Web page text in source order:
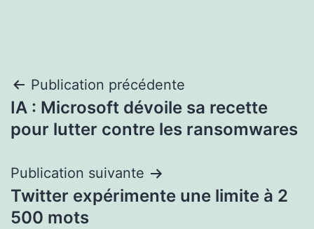
Navigation
de
Publication précédente
IA : Microsoft dévoile sa recette
pour lutter contre les ransomwares
Publication suivante
Twitter expérimente une limite à 2
500 mots